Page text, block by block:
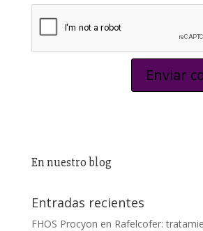
En nuestro blog
Entradas recientes
FHOS Procyon en Rafelcofer: